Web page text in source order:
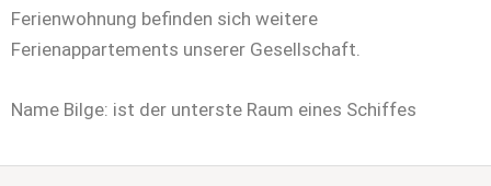
Ferienwohnung befinden sich weitere
Ferienappartements unserer Gesellschaft.
Name Bilge: ist der unterste Raum eines Schiffes